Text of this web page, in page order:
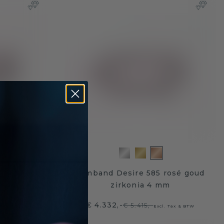
Armband Desire 585 rosé goud
zirkonia 4 mm
€ 4.332,-€ 5.415,-Excl. Tax & BTW